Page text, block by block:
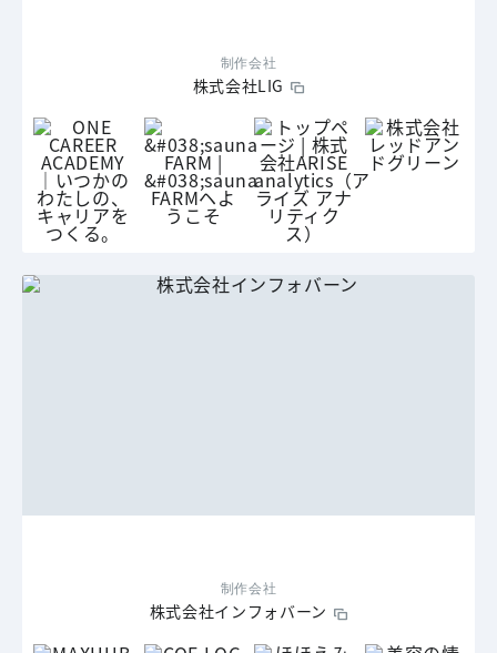
制作会社
株式会社LIG
制作会社
株式会社インフォバーン